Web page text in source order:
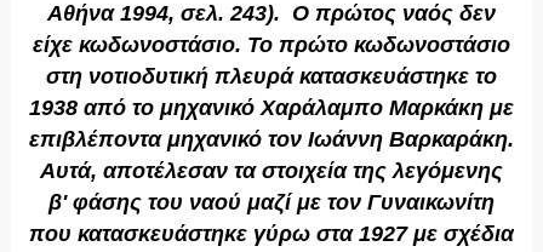
Αθήνα 1994, σελ. 243). Ο πρώτος ναός δεν
είχε κωδωνοστάσιο. Το πρώτο κωδωνοστάσιο
στη νοτιοδυτική πλευρά κατασκευάστηκε το
1938 από το μηχανικό Χαράλαμπο Μαρκάκη με
επιβλέποντα μηχανικό τον Ιωάννη Βαρκαράκη.
Αυτά, αποτέλεσαν τα στοιχεία της λεγόμενης
β' φάσης του ναού μαζί με τον Γυναικωνίτη
που κατασκευάστηκε γύρω στα 1927 με σχέδια